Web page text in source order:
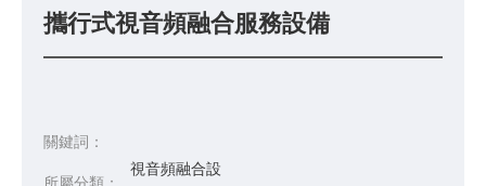
攜行式視音頻融合服務設備
關鍵詞：
所屬分類：
視音頻融合設